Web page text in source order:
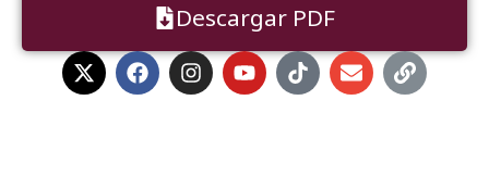
Descargar PDF